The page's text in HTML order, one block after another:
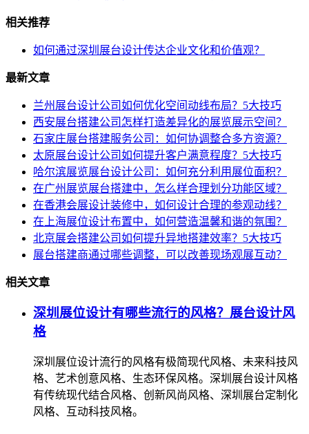
相关推荐
如何通过深圳展台设计传达企业文化和价值观？
最新文章
兰州展台设计公司如何优化空间动线布局？5大技巧
西安展台搭建公司怎样打造差异化的展览展示空间？
石家庄展台搭建服务公司：如何协调整合多方资源？
太原展台设计公司如何提升客户满意程度？5大技巧
哈尔滨展览展台设计公司：如何充分利用展位面积？
在广州展览展台搭建中，怎么样合理划分功能区域？
在香港会展设计装修中，如何设计合理的参观动线？
在上海展位设计布置中，如何营造温馨和谐的氛围？
北京展会搭建公司如何提升异地搭建效率？5大技巧
展台搭建商通过哪些调整，可以改善现场观展互动？
相关文章
深圳展位设计有哪些流行的风格？展台设计风
格
深圳展位设计流行的风格有极简现代风格、未来科技风
格、艺术创意风格、生态环保风格。深圳展台设计风格
有传统现代结合风格、创新风尚风格、深圳展台定制化
风格、互动科技风格。